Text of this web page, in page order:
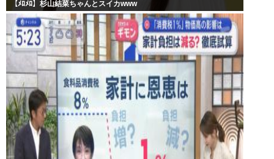
【ﾒﾛﾒﾛ】杉山結菜ちゃんとスイカwww